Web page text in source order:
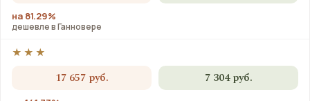
на 81.29%
дешевле в Ганновере
★★★
17 657 руб. 7 304 руб.